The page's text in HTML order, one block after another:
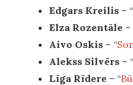
Edgars Kreilis – “
Elza Rozentāle –
Aivo Oskis – “
Alekss Silvērs – “
Līga Rīdere – “